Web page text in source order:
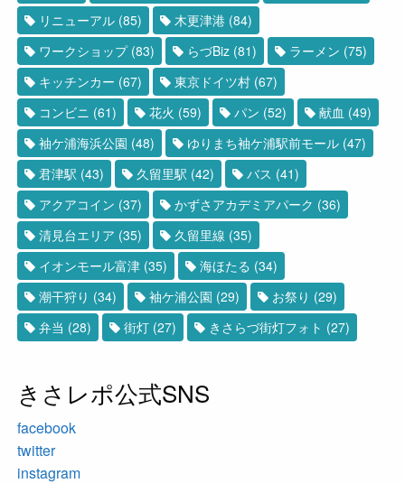
リニューアル (85) 木更津港 (84)
ワークショップ(83) らづBiz (81) ラーメン (75)
キッチンカー (67) 東京ドイツ村 (67)
コンビニ (61) 花火 (59) パン (52) 献血 (49)
袖ケ浦海浜公園 (48) ゆりまち袖ケ浦駅前モール (47)
君津駅 (43) 久留里駅 (42) バス (41)
アクアコイン (37) かずさアカデミアパーク (36)
清見台エリア (35) 久留里線 (35)
イオンモール富津 (35) 海ほたる (34)
潮干狩り (34) 袖ケ浦公園 (29) お祭り (29)
弁当 (28) 街灯 (27) きさらづ街灯フォト (27)
きさレポ公式SNS
facebook
twitter
instagram